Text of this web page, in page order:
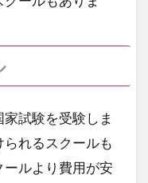
試験を受験しま
れるスクールも
ルより費用が安